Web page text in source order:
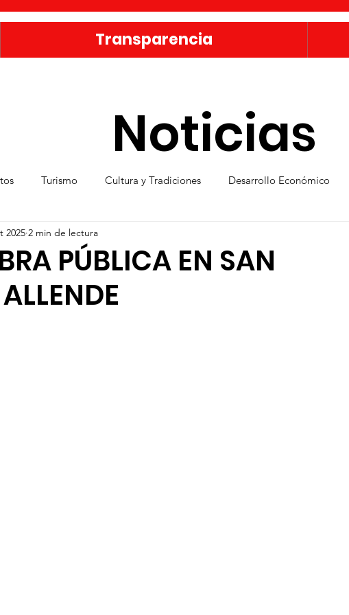
Turismo Cultura y Tradiciones Desarrollo Económico
Medio Ambiente
Familia sanmiguelense
PÚBLICA EN SAN
2025 2 min de lectura
Transparencia
Noticias